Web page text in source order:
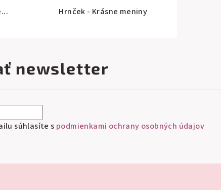
Hrnček - Krásne meniny
newsletter
súhlasíte s podmienkami ochrany osobných údajov